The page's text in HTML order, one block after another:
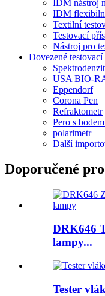
IDM nástroj
IDM
Textilní
Testovací
Nástroj pro
Dovezené
USA BIO-
Eppendorf
Corona Pen
Refraktometr
Pero s
polarimetr
Další
Doporučené
DRK646
lampy...
Tester